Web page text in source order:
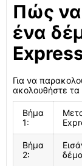
Πώς
ένα
Για να
ακολουθήστε
Βήμα
1:
Βήμα
2: